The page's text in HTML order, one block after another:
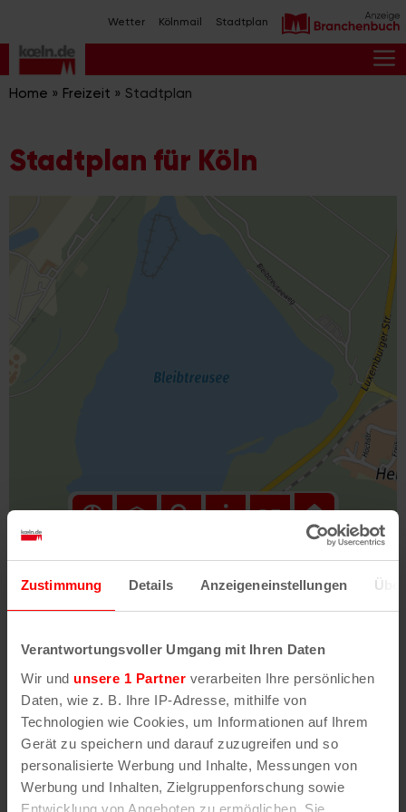
Zustimmung Details Anzeigeneinstellungen
Verantwortungsvoller Umgang mit Ihren Daten
Wir und unsere 1 Partner verarbeiten Ihre persönlichen
Daten, wie z. B. Ihre IP-Adresse, mithilfe von
Technologien wie Cookies, um Informationen auf Ihrem
Gerät zu speichern und darauf zuzugreifen und so
personalisierte Werbung und Inhalte, Messungen von
Werbung und Inhalten, Zielgruppenforschung sowie
Entwicklung von Angeboten zu ermöglichen. Sie
Inhalt
springen
Wetter Kölnmail Stadtplan
Home » Freizeit » Stadtplan
Stadtplan für Köln
Fehler/Problem melden
Darstellung des RVR-Kartenwerks
Stadtplanwerk
erhältst Du unsere koeln.de-Karte mit vielen
weiteren Details wie z.B. Hausnummern.
Unser Stadtplan basiert auf Daten des
OpenStreetMap
-Projekts (
© OpenStreetMap
Mitwirkende
) und von OpenCycleMap.org